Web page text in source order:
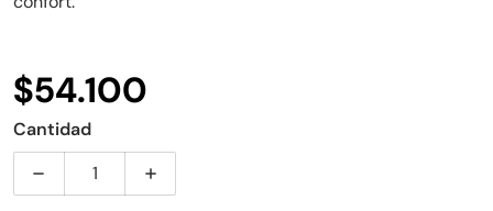
$54.100
Cantidad
Disminuir cantidad para Pack Emprende: 6 Poleras
Aumentar cantidad para Pack